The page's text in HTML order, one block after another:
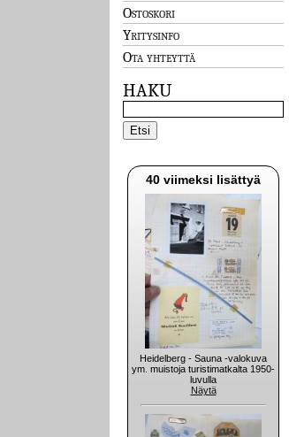
Ostoskori
Yritysinfo
Ota yhteyttä
HAKU
40 viimeksi lisättyä
Heidelberg - Sauna -valokuva
ym. muistoja turistimatkalta 1950-
luvulla
Näytä